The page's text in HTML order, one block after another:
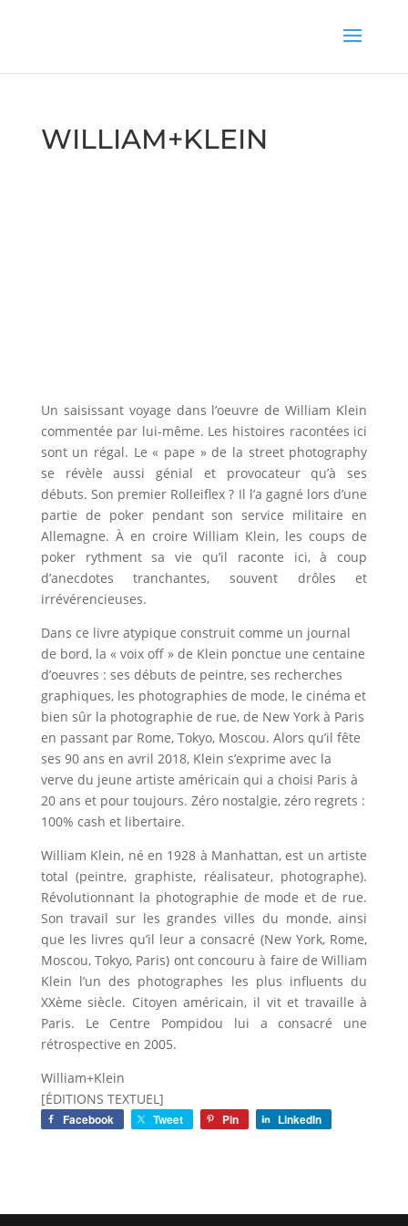
WILLIAM+KLEIN
Un saisissant voyage dans l’oeuvre de William Klein
commentée par lui-même. Les histoires racontées ici
sont un régal. Le « pape » de la street photography
se révèle aussi génial et provocateur qu’à ses
débuts. Son premier Rolleiflex ? Il l’a gagné lors d’une
partie de poker pendant son service militaire en
Allemagne. À en croire William Klein, les coups de
poker rythment sa vie qu’il raconte ici, à coup
d’anecdotes tranchantes, souvent drôles et
irrévérencieuses.
Dans ce livre atypique construit comme un journal
de bord, la « voix off » de Klein ponctue une centaine
d’oeuvres : ses débuts de peintre, ses recherches
graphiques, les photographies de mode, le cinéma et
bien sûr la photographie de rue, de New York à Paris
en passant par Rome, Tokyo, Moscou. Alors qu’il fête
ses 90 ans en avril 2018, Klein s’exprime avec la
verve du jeune artiste américain qui a choisi Paris à
20 ans et pour toujours. Zéro nostalgie, zéro regrets :
100% cash et libertaire.
William Klein, né en 1928 à Manhattan, est un artiste
total (peintre, graphiste, réalisateur, photographe).
Révolutionnant la photographie de mode et de rue.
Son travail sur les grandes villes du monde, ainsi
que les livres qu’il leur a consacré (New York, Rome,
Moscou, Tokyo, Paris) ont concouru à faire de William
Klein l’un des photographes les plus influents du
XXème siècle. Citoyen américain, il vit et travaille à
Paris. Le Centre Pompidou lui a consacré une
rétrospective en 2005.
William+Klein
[ÉDITIONS TEXTUEL]
Facebook Tweet Pin LinkedIn